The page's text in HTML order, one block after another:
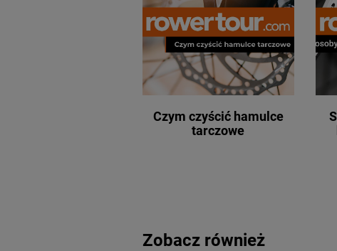
Czym czyścić hamulce
tarczowe
Zobacz również